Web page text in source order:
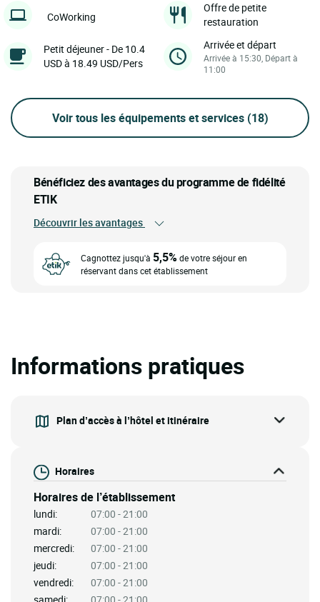
CoWorking
Offre de petite
restauration
Petit déjeuner - De 10.4
USD à 18.49 USD/Pers
Arrivée et départ
Arrivée à 15:30, Départ à
11:00
Voir tous les équipements et services (18)
Bénéficiez des avantages du programme de fidélité
ETIK
Découvrir les avantages
Cagnottez jusqu'à 5,5%de votre séjour en
réservant dans cet établissement
Informations pratiques
Plan d’accès à l’hôtel et itinéraire
Horaires
Horaires de l’établissement
lundi:
07:00 - 21:00
mardi:
07:00 - 21:00
mercredi:
07:00 - 21:00
jeudi:
07:00 - 21:00
vendredi:
07:00 - 21:00